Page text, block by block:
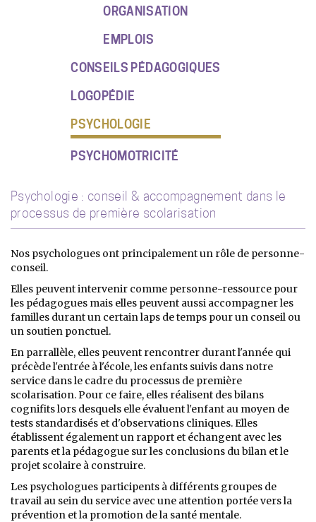
ORGANISATION
EMPLOIS
CONSEILS PÉDAGOGIQUES
LOGOPÉDIE
PSYCHOLOGIE
PSYCHOMOTRICITÉ
Psychologie : conseil & accompagnement dans le
processus de première scolarisation
Nos psychologues ont principalement un rôle de personne-
conseil.
Elles peuvent intervenir comme personne-ressource pour
les pédagogues mais elles peuvent aussi accompagner les
familles durant un certain laps de temps pour un conseil ou
un soutien ponctuel.
En parrallèle, elles peuvent rencontrer durant l'année qui
précède l'entrée à l'école, les enfants suivis dans notre
service dans le cadre du processus de première
scolarisation. Pour ce faire, elles réalisent des bilans
cognifits lors desquels elle évaluent l'enfant au moyen de
tests standardisés et d'observations cliniques. Elles
établissent également un rapport et échangent avec les
parents et la pédagogue sur les conclusions du bilan et le
projet scolaire à construire.
Les psychologues participents à différents groupes de
travail au sein du service avec une attention portée vers la
prévention et la promotion de la santé mentale.